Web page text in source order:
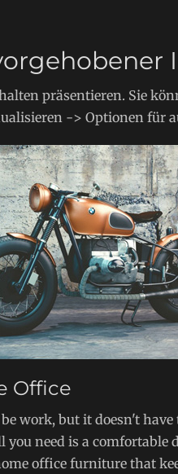
präsentieren. Sie
-> Optionen für
Office
work, but it doesn't have
you need is a comfortable
office furniture that